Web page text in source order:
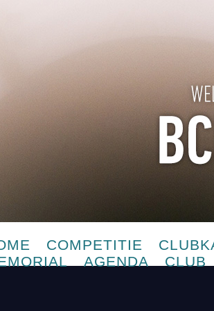
COMPETITIE
AGENDA CLUB